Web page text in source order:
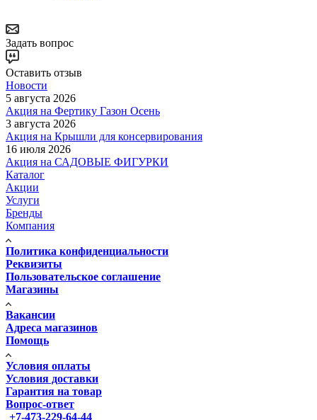
Задать вопрос
Оставить отзыв
Новости
5 августа 2026
Акция на Фертику Газон Осень
3 августа 2026
Акция на Крышли для консервирования
16 июля 2026
Акция на САДОВЫЕ ФИГУРКИ
Каталог
Акции
Услуги
Бренды
Компания
Политика конфиденциальности
Реквизиты
Пользовательское соглашение
Магазины
Вакансии
Адреса магазинов
Помощь
Условия оплаты
Условия доставки
Гарантия на товар
Вопрос-ответ
+7-473-229-64-44